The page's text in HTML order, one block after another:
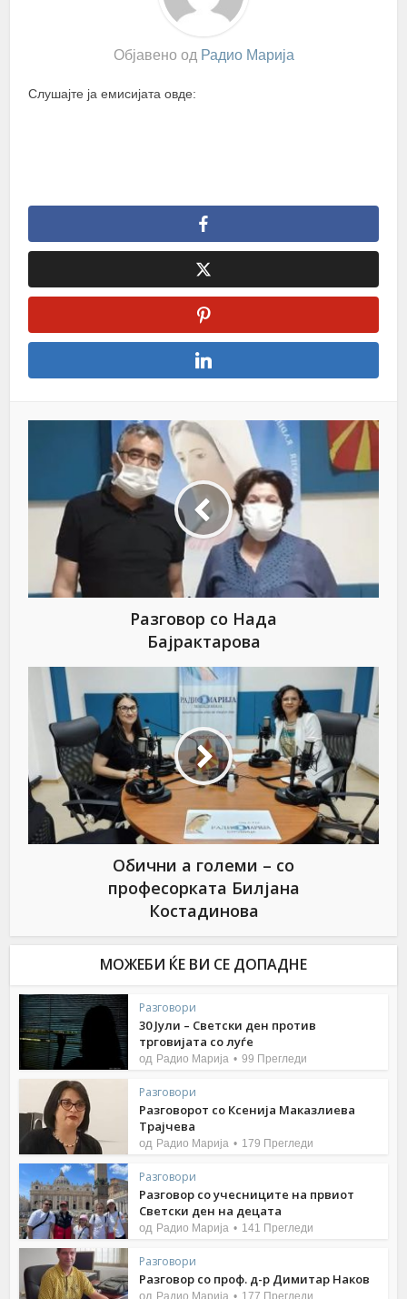
Објавено од Радио Марија
Слушајте ја емисијата овде:
Разговор со Нада
Бајрактарова
Обични а големи – со
професорката Билјана
Костадинова
МОЖЕБИ ЌЕ ВИ СЕ ДОПАДНЕ
Разговори
30 Јули – Светски ден против
трговијата со луѓе
од Радио Марија 99 Прегледи
Разговори
Разговорот со Ксенија Маказлиева
Трајчева
од Радио Марија 179 Прегледи
Разговори
Разговор со учесниците на првиот
Светски ден на децата
од Радио Марија 141 Прегледи
Разговори
Разговор со проф. д-р Димитар Наков
од Радио Марија 177 Прегледи